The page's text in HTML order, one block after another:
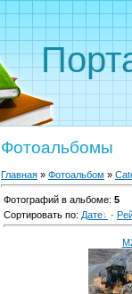
Фотоальбомы
Главная » Фотоальбом »
Фотографий в альбоме: 5
Сортировать по: Дате ·